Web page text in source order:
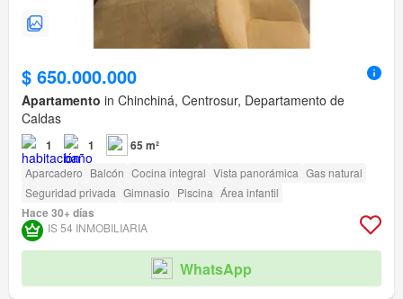
$ 650.000.000
Apartamento in Chinchiná, Centrosur, Departamento de
Caldas
1 1 65 m²
Aparcadero Balcón Cocina integral Vista panorámica Gas natural
Seguridad privada Gimnasio Piscina Área infantil
Hace 30+ días
IS 54 INMOBILIARIA
WhatsApp